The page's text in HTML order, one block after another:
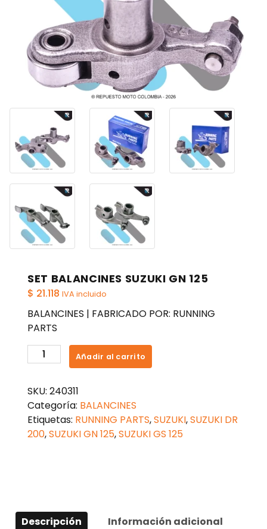
SET BALANCINES SUZUKI GN 125
$ 21.118 IVA incluido
BALANCINES | FABRICADO POR: RUNNING
PARTS
SET
BALANCINES
GN
125
cantidad
Añadir al carrito
SKU: 240311
Categoría: BALANCINES
Etiquetas: RUNNING PARTS,SUZUKI,SUZUKI DR
200,SUZUKI GN 125,SUZUKI GS 125
Descripción Información adicional